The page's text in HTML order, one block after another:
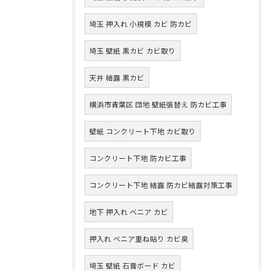
埼玉 押入れ 小規模 カビ 防カビ
埼玉 壁紙 黒カビ カビ取り
天井 結露 黒カビ
横浜市青葉区 団地 壁紙張替え 防カビ工事
壁紙 コンクリート下地 カビ取り
コンクリート下地 防カビ工事
コンクリート下地 結露 防カビ結露対策工事
地下 押入れ ベニア カビ
押入れ ベニア重ね貼り カビ臭
埼玉 壁紙 石膏ボード カビ